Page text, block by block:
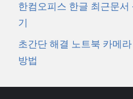
한컴오피스 한글 최근문서
기
초간단 해결 노트북 카메
방법